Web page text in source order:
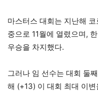
마스터스 대회는 지난해
중으로 11월에 열렸으며,
우승을 차지했다.
그러나 임 선수는 대회 둘
해 (+13) 이 대회 최대 이변